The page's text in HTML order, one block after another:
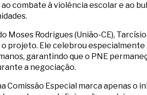
combate à violência escolar e ao
Rodrigues (União-CE),
Ele celebrou especialmente
garantindo que o PNE
a negociação.
Especial marca apenas o